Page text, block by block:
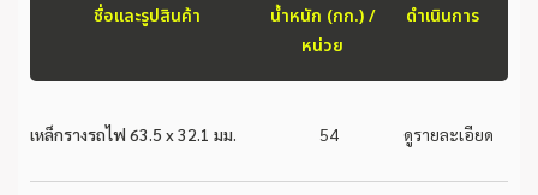
ชื่อและรูปสินค้า
น้ำหนัก (กก.) /
หน่วย
ดำเนินการ
เหล็กรางรถไฟ 63.5 x 32.1 มม. 54 ดูรายละเอียด